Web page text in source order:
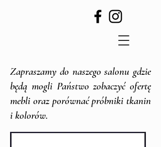
Zapraszamy do naszego salonu gdzie
będą mogli Państwo zobaczyć ofertę
mebli oraz porównać próbniki tkanin
i ​kolorów.